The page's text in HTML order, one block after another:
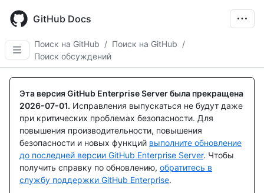
main
content
GitHub Docs
Поиск на GitHub / Поиск на GitHub /
Поиск обсуждений
Эта версия GitHub Enterprise Server была прекращена
2026-07-01. Исправления выпускаться не будут даже
при критических проблемах безопасности. Для
повышения производительности, повышения
безопасности и новых функций выполните обновление
до последней версии GitHub Enterprise Server. Чтобы
получить справку по обновлению, обратитесь в
службу поддержки GitHub Enterprise.